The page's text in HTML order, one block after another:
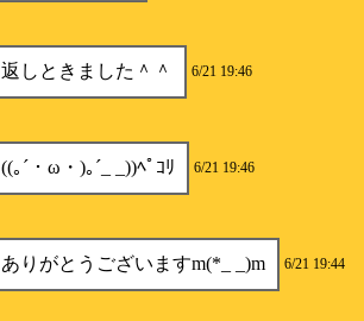
返しときました＾＾ 6/21 19:46
((｡´・ω・)｡´_ _))ﾍﾟｺﾘ 6/21 19:46
ありがとうございますm(*_ _)m 6/21 19:44